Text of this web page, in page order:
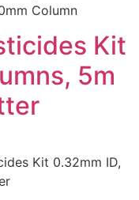
Column
Kit
5m
Kit 0.32mm ID,